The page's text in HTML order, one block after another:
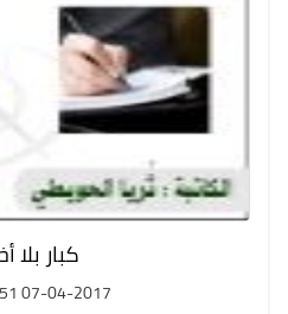
كبار بلا
07-04-2017 09:51 صباحاً